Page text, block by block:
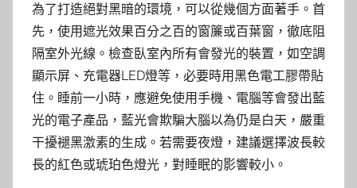
為了打造絕對黑暗的環境，可以從幾個方面著手。首
先，使用遮光效果百分之百的窗簾或百葉窗，徹底阻
隔室外光線。檢查臥室內所有會發光的裝置，如空調
顯示屏、充電器LED燈等，必要時用黑色電工膠帶貼
住。睡前一小時，應避免使用手機、電腦等會發出藍
光的電子產品，藍光會欺騙大腦以為仍是白天，嚴重
干擾褪黑激素的生成。若需要夜燈，建議選擇波長較
長的紅色或琥珀色燈光，對睡眠的影響較小。